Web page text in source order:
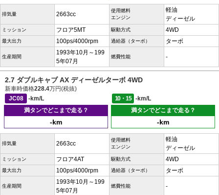
排気量 2663cc
使用燃料
エンジン
軽油
ディーゼル
ミッション フロア5MT 駆動方式 4WD
最大出力 100ps/4000rpm 過給器（ターボ） ターボ
生産期間
1993年10月～199
5年07月
燃費性能 -
2.7 ダブルキャブ AX ディーゼルターボ 4WD
新車時価格228.4万円(税抜)
JC08
-km/L 10・15
-km/L
満タンでどこまで走る？
-km
満タンでどこまで走る？
-km
排気量 2663cc
使用燃料
エンジン
軽油
ディーゼル
ミッション フロア4AT 駆動方式 4WD
最大出力 100ps/4000rpm 過給器（ターボ） ターボ
生産期間
1993年10月～199
5年07月
燃費性能 -